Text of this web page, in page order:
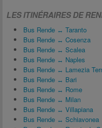
LES ITINÉRAIRES DE
Bus Rende ↔ Taranto
Bus Rende ↔ Cosenza
Bus Rende ↔ Scalea
Bus Rende ↔ Naples
Bus Rende ↔ Lamezia
Bus Rende ↔ Bari
Bus Rende ↔ Rome
Bus Rende ↔ Milan
Bus Rende ↔ Villapiana
Bus Rende ↔ Schiavonea